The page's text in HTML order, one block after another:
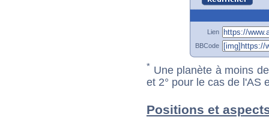
Lien
BBCode
* Une planète à moins
et 2° pour le cas de l'AS
Positions et